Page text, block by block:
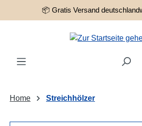
Zum Hauptinhalt springen
📦 Gratis Versand
Home Streichhölzer